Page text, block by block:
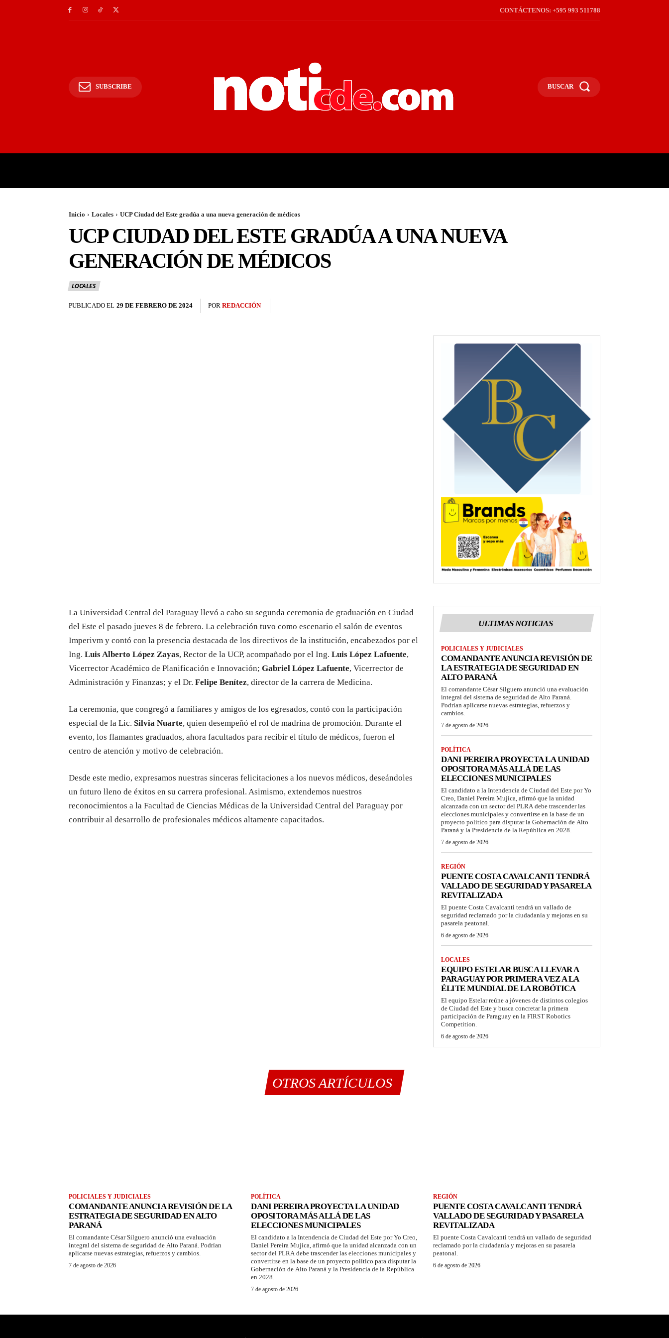
CONTÁCTENOS: +595 993 511788
SUBSCRIBE BUSCAR
Inicio Locales UCP Ciudad del Este gradúa a una nueva generación de médicos
UCP CIUDAD DEL ESTE GRADÚA A UNA NUEVA
GENERACIÓN DE MÉDICOS
LOCALES
PUBLICADO EL 29 DE FEBRERO DE 2024 POR REDACCIÓN
La Universidad Central del Paraguay llevó a cabo su segunda ceremonia de graduación en Ciudad
del Este el pasado jueves 8 de febrero. La celebración tuvo como escenario el salón de eventos
Imperivm y contó con la presencia destacada de los directivos de la institución, encabezados por el
Ing. Luis Alberto López Zayas, Rector de la UCP, acompañado por el Ing. Luis López Lafuente,
Vicerrector Académico de Planificación e Innovación; Gabriel López Lafuente, Vicerrector de
Administración y Finanzas; y el Dr. Felipe Benítez, director de la carrera de Medicina.
La ceremonia, que congregó a familiares y amigos de los egresados, contó con la participación
especial de la Lic. Silvia Nuarte, quien desempeñó el rol de madrina de promoción. Durante el
evento, los flamantes graduados, ahora facultados para recibir el título de médicos, fueron el
centro de atención y motivo de celebración.
Desde este medio, expresamos nuestras sinceras felicitaciones a los nuevos médicos, deseándoles
un futuro lleno de éxitos en su carrera profesional. Asimismo, extendemos nuestros
reconocimientos a la Facultad de Ciencias Médicas de la Universidad Central del Paraguay por
contribuir al desarrollo de profesionales médicos altamente capacitados.
ULTIMAS NOTICIAS
POLICIALES Y JUDICIALES
COMANDANTE ANUNCIA REVISIÓN DE
LA ESTRATEGIA DE SEGURIDAD EN
ALTO PARANÁ
El comandante César Silguero anunció una evaluación
integral del sistema de seguridad de Alto Paraná.
Podrían aplicarse nuevas estrategias, refuerzos y
cambios.
7 de agosto de 2026
POLÍTICA
DANI PEREIRA PROYECTA LA UNIDAD
OPOSITORA MÁS ALLÁ DE LAS
ELECCIONES MUNICIPALES
El candidato a la Intendencia de Ciudad del Este por Yo
Creo, Daniel Pereira Mujica, afirmó que la unidad
alcanzada con un sector del PLRA debe trascender las
elecciones municipales y convertirse en la base de un
proyecto político para disputar la Gobernación de Alto
Paraná y la Presidencia de la República en 2028.
7 de agosto de 2026
REGIÓN
PUENTE COSTA CAVALCANTI TENDRÁ
VALLADO DE SEGURIDAD Y PASARELA
REVITALIZADA
El puente Costa Cavalcanti tendrá un vallado de
seguridad reclamado por la ciudadanía y mejoras en su
pasarela peatonal.
6 de agosto de 2026
LOCALES
EQUIPO ESTELAR BUSCA LLEVAR A
PARAGUAY POR PRIMERA VEZ A LA
ÉLITE MUNDIAL DE LA ROBÓTICA
El equipo Estelar reúne a jóvenes de distintos colegios
de Ciudad del Este y busca concretar la primera
participación de Paraguay en la FIRST Robotics
Competition.
6 de agosto de 2026
OTROS ARTÍCULOS
POLICIALES Y JUDICIALES
COMANDANTE ANUNCIA REVISIÓN DE LA
ESTRATEGIA DE SEGURIDAD EN ALTO
PARANÁ
El comandante César Silguero anunció una evaluación
integral del sistema de seguridad de Alto Paraná. Podrían
aplicarse nuevas estrategias, refuerzos y cambios.
7 de agosto de 2026
POLÍTICA
DANI PEREIRA PROYECTA LA UNIDAD
OPOSITORA MÁS ALLÁ DE LAS
ELECCIONES MUNICIPALES
El candidato a la Intendencia de Ciudad del Este por Yo Creo,
Daniel Pereira Mujica, afirmó que la unidad alcanzada con un
sector del PLRA debe trascender las elecciones municipales y
convertirse en la base de un proyecto político para disputar la
Gobernación de Alto Paraná y la Presidencia de la República
en 2028.
7 de agosto de 2026
REGIÓN
PUENTE COSTA CAVALCANTI TENDRÁ
VALLADO DE SEGURIDAD Y PASARELA
REVITALIZADA
El puente Costa Cavalcanti tendrá un vallado de seguridad
reclamado por la ciudadanía y mejoras en su pasarela
peatonal.
6 de agosto de 2026